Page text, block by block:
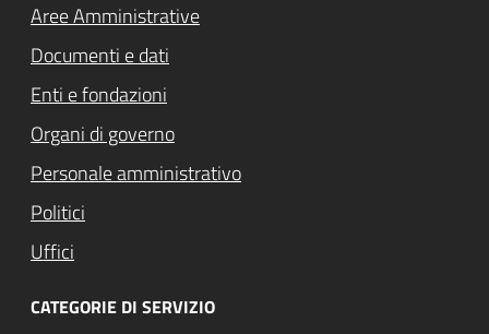
Aree Amministrative
Documenti e dati
Enti e fondazioni
Organi di governo
Personale amministrativo
Politici
Uffici
CATEGORIE DI SERVIZIO